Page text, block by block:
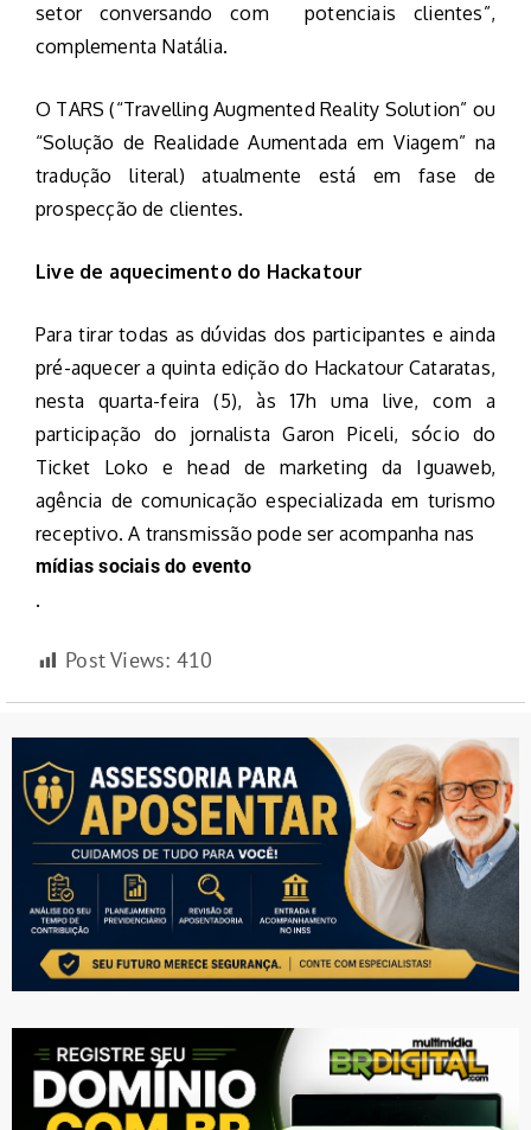
setor conversando com potenciais clientes”,
complementa Natália.
O TARS (“Travelling Augmented Reality Solution” ou
“Solução de Realidade Aumentada em Viagem” na
tradução literal) atualmente está em fase de
prospecção de clientes.
Live de aquecimento do Hackatour
Para tirar todas as dúvidas dos participantes e ainda
pré-aquecer a quinta edição do Hackatour Cataratas,
nesta quarta-feira (5), às 17h uma live, com a
participação do jornalista Garon Piceli, sócio do
Ticket Loko e head de marketing da Iguaweb,
agência de comunicação especializada em turismo
receptivo. A transmissão pode ser acompanha nas
mídias sociais do evento
.
Post Views: 410